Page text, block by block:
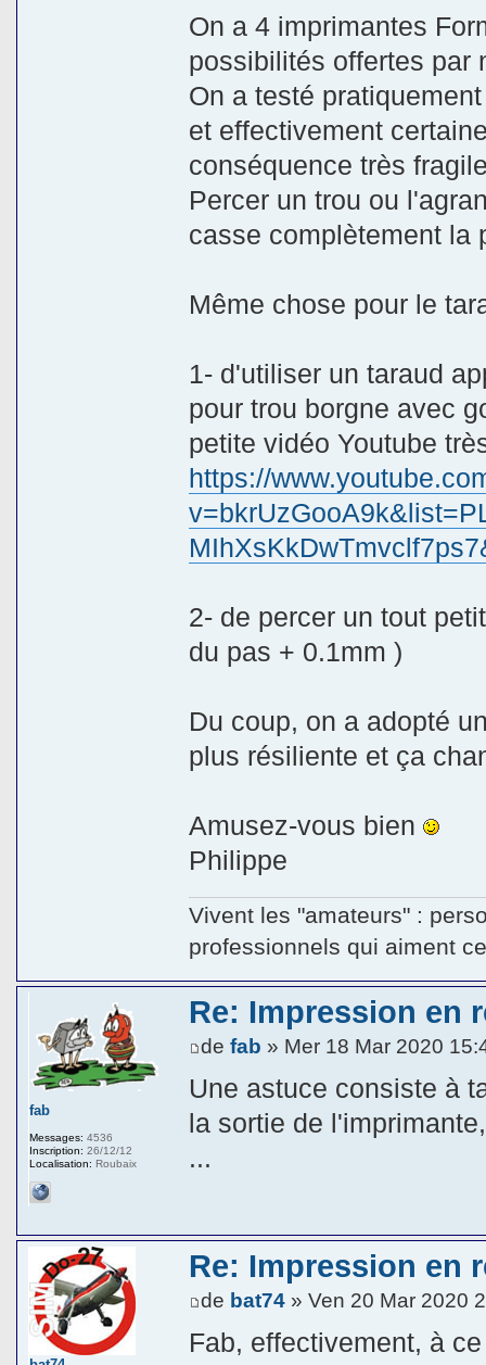
On a 4 imprimantes
possibilités offertes par
On a testé
et effectivement
conséquence très
Percer un trou ou
casse complètement la
Même chose pour le
1- d'utiliser un taraud
pour trou borgne avec
petite vidéo Youtube
https://
2- de percer un tout
du pas + 0.1mm )
Du coup, on a adopté
plus résiliente et ça
Amusez-vous bien
Philippe
Vivent les "amateurs" :
professionnels qui aiment
Re: Impression en
defab » Mer 18 Mar 2020
Une astuce consiste à
la sortie de
...
fab
Messages: 4536
Inscription: 26/12/12
Localisation: Roubaix
Re: Impression en
de bat74 » Ven 20 Mar 2020
Fab, effectivement, à